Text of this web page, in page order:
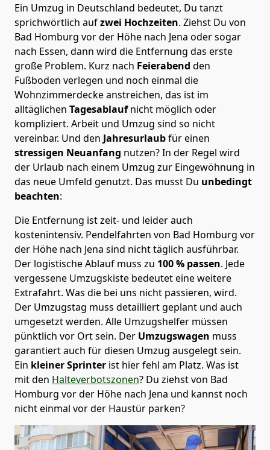
Ein Umzug in Deutschland bedeutet, Du tanzt
sprichwörtlich aufzwei Hochzeiten. Ziehst Du von
Bad Homburg vor der Höhe nach Jena oder sogar
nach Essen, dann wird die Entfernung das erste
große Problem. Kurz nach Feierabend den
Fußboden verlegen und noch einmal die
Wohnzimmerdecke anstreichen, das ist im
alltäglichen Tagesablaufnicht möglich oder
kompliziert. Arbeit und Umzug sind so nicht
vereinbar. Und den Jahresurlaubfür einen
stressigen Neuanfang nutzen? In der Regel wird
der Urlaub nach einem Umzug zur Eingewöhnung in
das neue Umfeld genutzt. Das musst Du unbedingt
beachten:
Die Entfernung ist zeit- und leider auch
kostenintensiv. Pendelfahrten von Bad Homburg vor
der Höhe nach Jena sind nicht täglich ausführbar.
Der logistische Ablauf muss zu 100 % passen. Jede
vergessene Umzugskiste bedeutet eine weitere
Extrafahrt. Was die bei uns nicht passieren, wird.
Der Umzugstag muss detailliert geplant und auch
umgesetzt werden. Alle Umzugshelfer müssen
pünktlich vor Ort sein. Der Umzugswagen muss
garantiert auch für diesen Umzug ausgelegt sein.
Ein kleiner Sprinter ist hier fehl am Platz. Was ist
mit den Halteverbotszonen? Du ziehst von Bad
Homburg vor der Höhe nach Jena und kannst noch
nicht einmal vor der Haustür parken?